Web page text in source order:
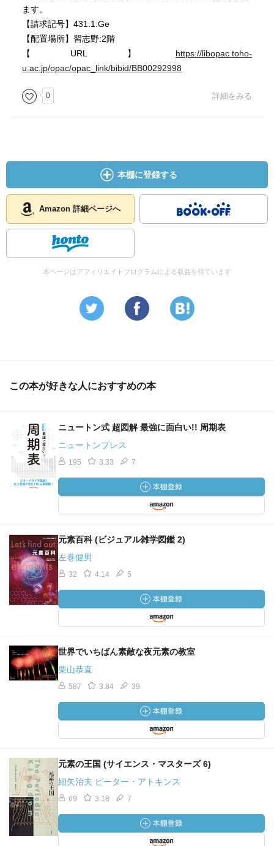
ます。
【請求記号】431.1:Ge
【配置場所】習志野:2階
【URL】 https://libopac.toho-
u.ac.jp/opac/opac_link/bibid/BB00292998
0 詳細をみる
本棚に登録する
Amazon 詳細ページへ
本ページはアフィリエイトプログラムによる収益を得ています
この本が好きな人におすすめの本
ニュートン式 超図解 最強に面白い!! 周期表
ニュートンプレス
195 3.33 7
元素百科 (ビジュアル雑学図鑑 2)
左巻健男
32 4.14 5
世界でいちばん素敵な夜元素の教室
栗山恭直
587 3.84 39
元素の王国 (サイエンス・マスターズ 6)
細矢治夫 ピーター・アトキンス
69 3.18 7